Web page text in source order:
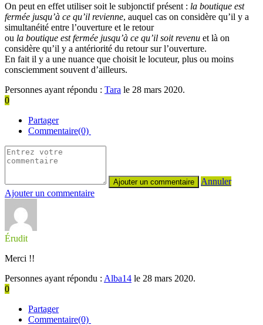
On peut en effet utiliser soit le subjonctif présent : la boutique est
fermée jusqu’à ce qu’il revienne, auquel cas on considère qu’il y a
simultanéité entre l’ouverture et le retour
ou la boutique est fermée jusqu’à ce qu’il soit revenu et là on
considère qu’il y a antériorité du retour sur l’ouverture.
En fait il y a une nuance que choisit le locuteur, plus ou moins
consciemment souvent d’ailleurs.
Personnes ayant répondu : Tara le 28 mars 2020.
0
Partager
Commentaire(0)
Annuler
Ajouter un commentaire
Érudit
Merci !!
Personnes ayant répondu : Alba14 le 28 mars 2020.
0
Partager
Commentaire(0)